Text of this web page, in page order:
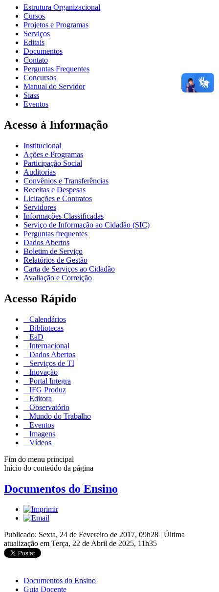
Estrutura Organizacional
Cursos
Projetos e Programas
Serviços
Editais
Documentos
Contato
Perguntas Frequentes
Concursos
Manual do Servidor
Siass
Eventos
Acesso à Informação
Institucional
Ações e Programas
Participação Social
Auditorias
Convênios e Transferências
Receitas e Despesas
Licitações e Contratos
Servidores
Informações Classificadas
Serviço de Informação ao Cidadão (SIC)
Perguntas frequentes
Dados Abertos
Boletim de Serviço
Relatórios de Gestão
Carta de Serviços ao Cidadão
Avaliação e Correição
Acesso Rápido
Calendários
Bibliotecas
EaD
Internacional
Dados Abertos
Serviços de TI
Inovação
Portal Integra
IFG Produz
Editora
Observatório
Mundo do Trabalho
Eventos
Imagens
Vídeos
Fim do menu principal
Início do conteúdo da página
Documentos do Ensino
Publicado: Sexta, 24 de Fevereiro de 2017, 09h28 | Última
atualização em Terça, 22 de Abril de 2025, 11h35
Documentos do Ensino
Guia Docente